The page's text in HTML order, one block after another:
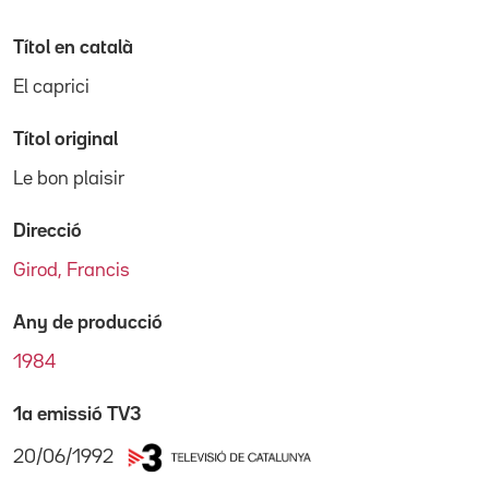
Títol en català
El caprici
Títol original
Le bon plaisir
Direcció
Girod, Francis
Any de producció
1984
1a emissió TV3
20/06/1992